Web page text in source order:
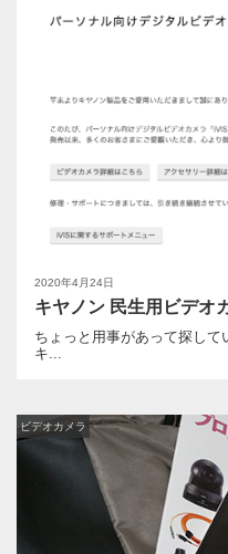
2020年4月24日
キヤノン 民生用ビデオ
ちょっと用事があって探して
キ...
ビデオカメラ